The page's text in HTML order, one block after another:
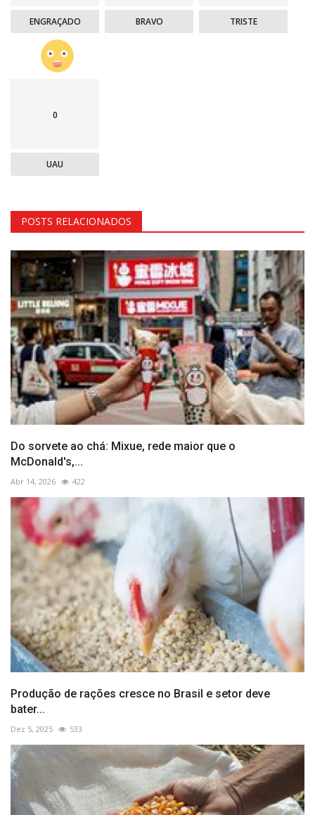
ENGRAÇADO BRAVO TRISTE
0
UAU
POSTS RELACIONADOS
Do sorvete ao chá: Mixue, rede maior que o
McDonald's,...
Abr 14, 2026 422
Produção de rações cresce no Brasil e setor deve
bater...
Dez 5, 2025 533